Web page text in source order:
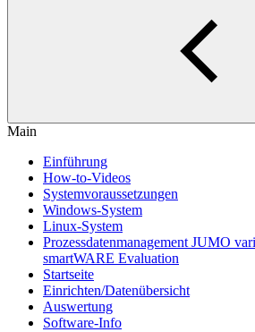
Main
Einführung
How-to-Videos
Systemvoraussetzungen
Windows-System
Linux-System
Prozessdatenmanagement JUMO
smartWARE Evaluation
Startseite
Einrichten/Datenübersicht
Auswertung
Software-Info